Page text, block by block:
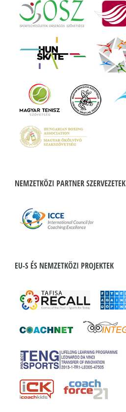
NEMZETKÖZI PARTNER SZERVEZETEK
EU-S ÉS NEMZETKÖZI PROJEKTEK